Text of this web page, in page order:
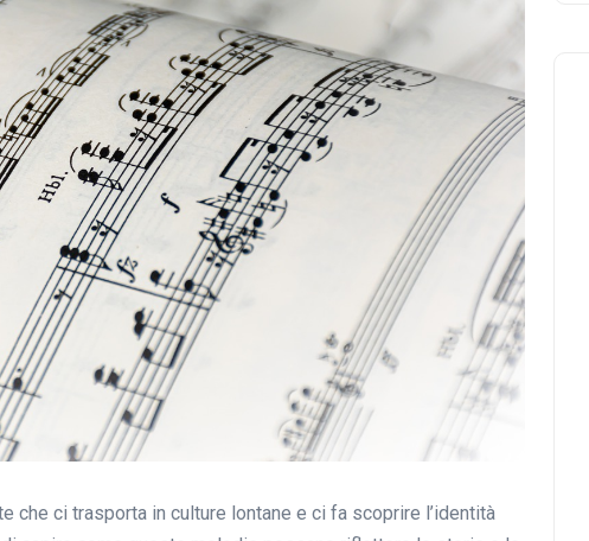
che ci trasporta in culture lontane e ci fa scoprire l’identità